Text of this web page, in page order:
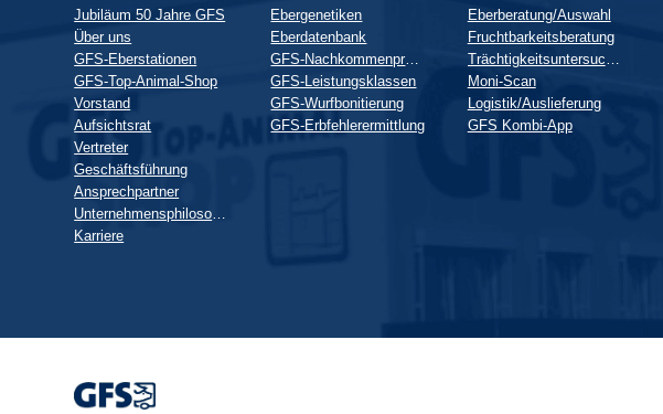
Jubiläum 50 Jahre GFS
Über uns
GFS-Eberstationen
GFS-Top-Animal-Shop
Vorstand
Aufsichtsrat
Vertreter
Geschäftsführung
Ansprechpartner
Karriere
Ebergenetiken
Eberdatenbank
GFS-Nachkommenprüfung
GFS-Leistungsklassen
GFS-Wurfbonitierung
GFS-Erbfehlerermittlung
Eberberatung/Auswahl
Fruchtbarkeitsberatung
Moni-Scan
Logistik/Auslieferung
GFS Kombi-App